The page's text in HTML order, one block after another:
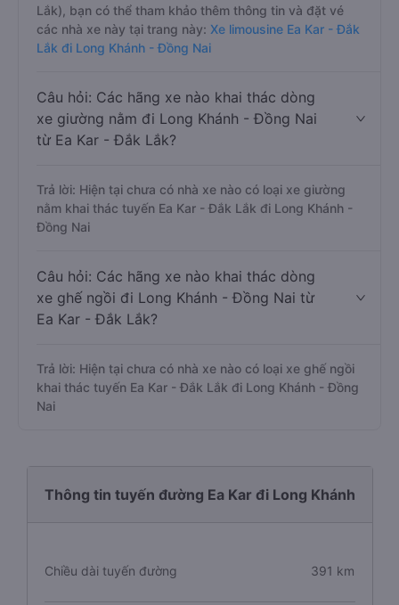
Lắk), bạn có thể tham khảo thêm thông tin và đặt vé
các nhà xe này tại trang này: Xe limousine Ea Kar - Đắk
Lắk đi Long Khánh - Đồng Nai
Câu hỏi: Các hãng xe nào khai thác dòng
xe giường nằm đi Long Khánh - Đồng Nai
từ Ea Kar - Đắk Lắk?
Trả lời: Hiện tại chưa có nhà xe nào có loại xe giường
nằm khai thác tuyến Ea Kar - Đắk Lắk đi Long Khánh -
Đồng Nai
Câu hỏi: Các hãng xe nào khai thác dòng
xe ghế ngồi đi Long Khánh - Đồng Nai từ
Ea Kar - Đắk Lắk?
Trả lời: Hiện tại chưa có nhà xe nào có loại xe ghế ngồi
khai thác tuyến Ea Kar - Đắk Lắk đi Long Khánh - Đồng
Nai
Thông tin tuyến đường Ea Kar đi Long Khánh
Chiều dài tuyến đường 391 km